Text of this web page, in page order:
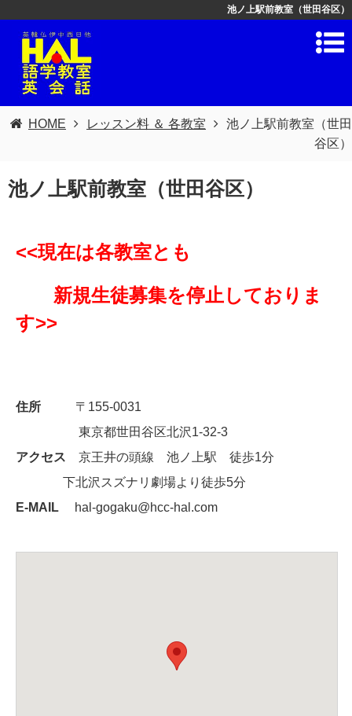
池ノ上駅前教室（世田谷区）
HOME レッスン料 ＆ 各教室
池ノ上駅前教室（世田
谷区）
池ノ上駅前教室（世田谷区）
<<現在は各教室とも
新規生徒募集を停止しておりま
す>>
住所
〒155-0031
東京都世田谷区北沢1-32-3
アクセス 京王井の頭線 池ノ上駅 徒歩1分
下北沢スズナリ劇場より徒歩5分
E-MAIL
hal-gogaku@hcc-hal.com